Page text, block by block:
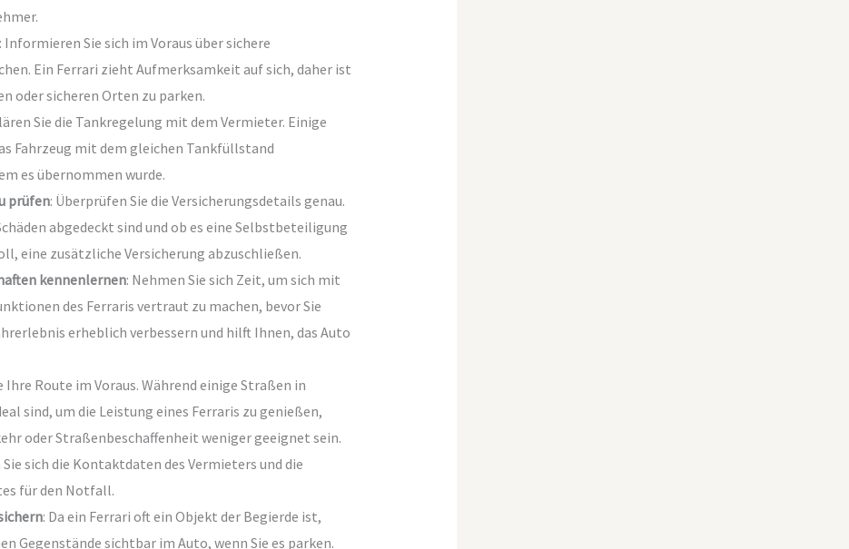
Informieren Sie sich im Voraus über sichere
Ein Ferrari zieht Aufmerksamkeit auf sich, daher ist
oder sicheren Orten zu parken.
Sie die Tankregelung mit dem Vermieter. Einige
Fahrzeug mit dem gleichen Tankfüllstand
es übernommen wurde.
prüfen: Überprüfen Sie die Versicherungsdetails genau.
abgedeckt sind und ob es eine Selbstbeteiligung
eine zusätzliche Versicherung abzuschließen.
kennenlernen: Nehmen Sie sich Zeit, um sich mit
des Ferraris vertraut zu machen, bevor Sie
erheblich verbessern und hilft Ihnen, das Auto
Ihre Route im Voraus. Während einige Straßen in
sind, um die Leistung eines Ferraris zu genießen,
oder Straßenbeschaffenheit weniger geeignet sein.
sich die Kontaktdaten des Vermieters und die
für den Notfall.
: Da ein Ferrari oft ein Objekt der Begierde ist,
Gegenstände sichtbar im Auto, wenn Sie es parken.